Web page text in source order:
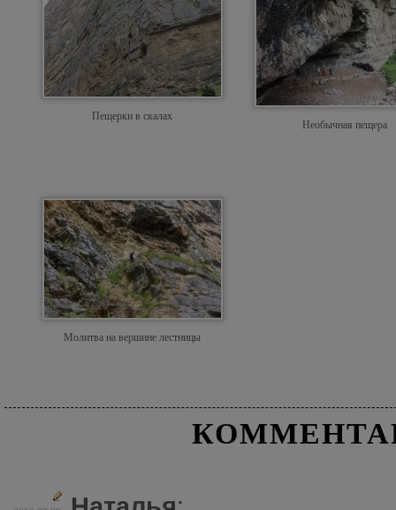
Пещерки в скалах
Необычная пещера
Молитва на вершине лестницы